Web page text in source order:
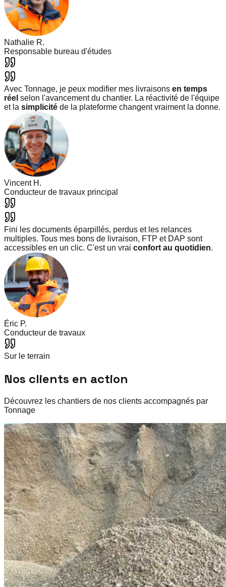
Nathalie R.
Responsable bureau d'études
Avec Tonnage, je peux modifier mes livraisons en temps
réel selon l'avancement du chantier. La réactivité de l'équipe
et la simplicité de la plateforme changent vraiment la donne.
Vincent H.
Conducteur de travaux principal
Fini les documents éparpillés, perdus et les relances
multiples. Tous mes bons de livraison, FTP et DAP sont
accessibles en un clic. C'est un vrai confort au quotidien.
Éric P.
Conducteur de travaux
Sur le terrain
Nos clients en action
Découvrez les chantiers de nos clients accompagnés par
Tonnage